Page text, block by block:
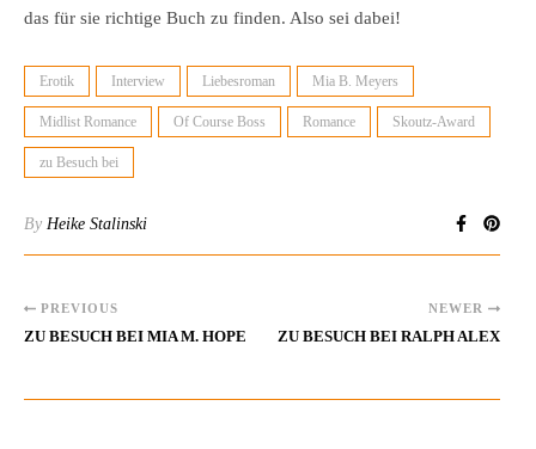
das für sie richtige Buch zu finden. Also sei dabei!
Erotik Interview Liebesroman Mia B. Meyers
Midlist Romance Of Course Boss Romance Skoutz-Award
zu Besuch bei
By Heike Stalinski
PREVIOUS
ZU BESUCH BEI MIA M. HOPE
NEWER
ZU BESUCH BEI RALPH ALEX